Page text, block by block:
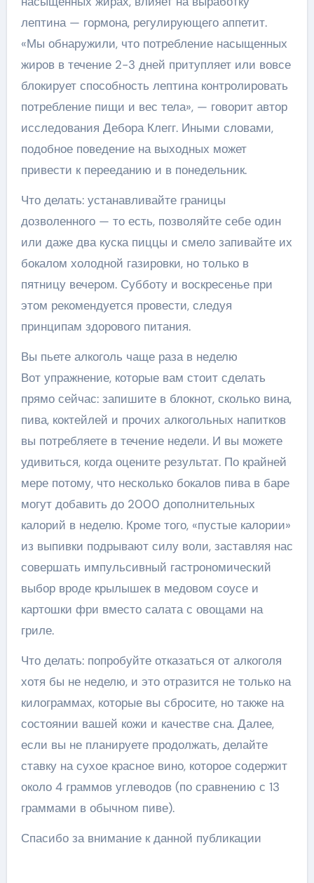
лептина — гормона, регулирующего аппетит.
«Мы обнаружили, что потребление насыщенных
жиров в течение 2-3 дней притупляет или вовсе
блокирует способность лептина контролировать
потребление пищи и вес тела», — говорит автор
исследования Дебора Клегг. Иными словами,
подобное поведение на выходных может
привести к перееданию и в понедельник.
Что делать: устанавливайте границы
дозволенного — то есть, позволяйте себе один
или даже два куска пиццы и смело запивайте их
бокалом холодной газировки, но только в
пятницу вечером. Субботу и воскресенье при
этом рекомендуется провести, следуя
принципам здорового питания.
Вы пьете алкоголь чаще раза в неделю
Вот упражнение, которые вам стоит сделать
прямо сейчас: запишите в блокнот, сколько вина,
пива, коктейлей и прочих алкогольных напитков
вы потребляете в течение недели. И вы можете
удивиться, когда оцените результат. По крайней
мере потому, что несколько бокалов пива в баре
могут добавить до 2000 дополнительных
калорий в неделю. Кроме того, «пустые калории»
из выпивки подрывают силу воли, заставляя нас
совершать импульсивный гастрономический
выбор вроде крылышек в медовом соусе и
картошки фри вместо салата с овощами на
гриле.
Что делать: попробуйте отказаться от алкоголя
хотя бы не неделю, и это отразится не только на
килограммах, которые вы сбросите, но также на
состоянии вашей кожи и качестве сна. Далее,
если вы не планируете продолжать, делайте
ставку на сухое красное вино, которое содержит
около 4 граммов углеводов (по сравнению с 13
граммами в обычном пиве).
Спасибо за внимание к данной публикации